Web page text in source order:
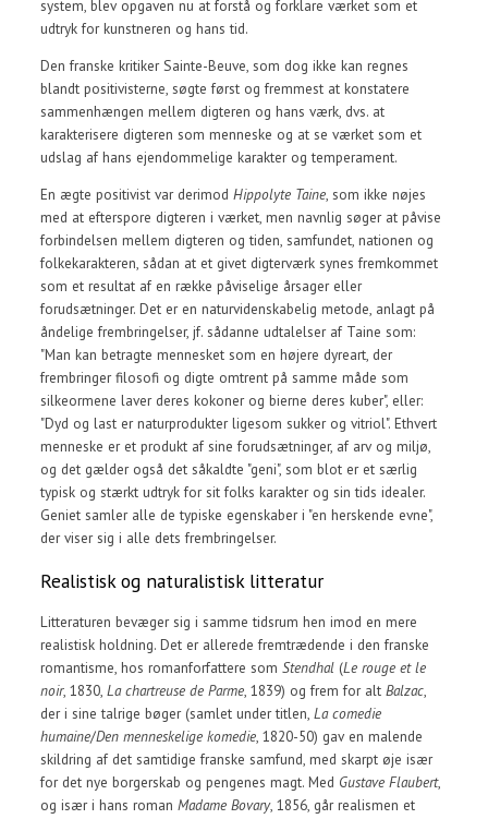
system, blev opgaven nu at forstå og forklare værket som et
udtryk for kunstneren og hans tid.
Den franske kritiker Sainte-Beuve, som dog ikke kan regnes
blandt positivisterne, søgte først og fremmest at konstatere
sammenhængen mellem digteren og hans værk, dvs. at
karakterisere digteren som menneske og at se værket som et
udslag af hans ejendommelige karakter og temperament.
En ægte positivist var derimodHippolyte Taine, som ikke nøjes
med at efterspore digteren i værket, men navnlig søger at påvise
forbindelsen mellem digteren og tiden, samfundet, nationen og
folkekarakteren, sådan at et givet digterværk synes fremkommet
som et resultat af en række påviselige årsager eller
forudsætninger. Det er en naturvidenskabelig metode, anlagt på
åndelige frembringelser, jf. sådanne udtalelser af Taine som:
"Man kan betragte mennesket som en højere dyreart, der
frembringer filosofi og digte omtrent på samme måde som
silkeormene laver deres kokoner og bierne deres kuber", eller:
"Dyd og last er naturprodukter ligesom sukker og vitriol". Ethvert
menneske er et produkt af sine forudsætninger, af arv og miljø,
og det gælder også det såkaldte "geni", som blot er et særlig
typisk og stærkt udtryk for sit folks karakter og sin tids idealer.
Geniet samler alle de typiske egenskaber i "en herskende evne",
der viser sig i alle dets frembringelser.
Realistisk og naturalistisk litteratur
Litteraturen bevæger sig i samme tidsrum hen imod en mere
realistisk holdning. Det er allerede fremtrædende i den franske
romantisme, hos romanforfattere somStendhal (Le rouge et le
noir, 1830,La chartreuse de Parme, 1839) og frem for altBalzac,
der i sine talrige bøger (samlet under titlen,La comedie
humaine/Den menneskelige komedie, 1820-50) gav en malende
skildring af det samtidige franske samfund, med skarpt øje især
for det nye borgerskab og pengenes magt. Med Gustave Flaubert,
og især i hans romanMadame Bovary, 1856, går realismen et